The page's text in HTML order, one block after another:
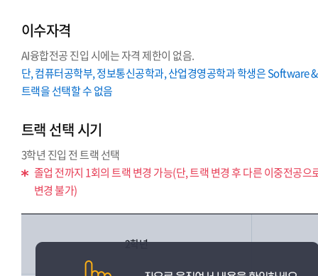
이수자격
AI융합전공 진입 시에는 자격 제한이 없음.
단, 컴퓨터공학부, 정보통신공학과, 산업경영공학과 학생은 Software
트랙을 선택할 수 없음
트랙 선택 시기
3학년 진입 전 트랙 선택
졸업 전까지 1회의 트랙 변경 가능(단, 트랙 변경 후 다른 이중전공으
변경 불가)
2학년